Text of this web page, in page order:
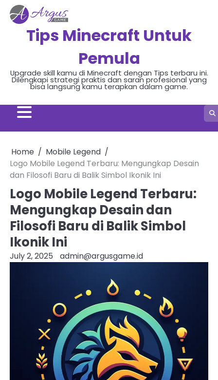
Skip
contentTips Minecraft Untuk
Pemula
Upgrade skill kamu di Minecraft dengan Tips terbaru ini.
Dilengkapi strategi praktis dan saran profesional yang
bisa langsung kamu terapkan dalam game.
Home
Mobile Legend
Logo Mobile Legend Terbaru: Mengungkap Desain
dan Filosofi Baru di Balik Simbol Ikonik Ini
Logo Mobile Legend Terbaru:
Mengungkap Desain dan
Filosofi Baru di Balik Simbol
Ikonik Ini
July 2, 2025 admin@argusgame.id